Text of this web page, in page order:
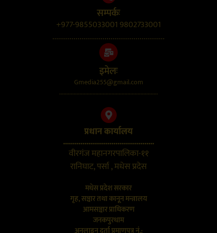
सम्पर्कः
+977-9855033001 9802733001
..........................................................
इमेलः
Gmedia255@gmail.com
....................................................................
प्रधान कार्यालय
...............................................
वीरगंज महानगरपालिका-११
रानिघाट, पर्सा , मधेस प्रदेस
मधेस प्रदेश सरकार
गृह, सञ्चार तथा कानून मन्त्रालय
आमसञ्चार प्राधिकरण
जनकपुरधाम